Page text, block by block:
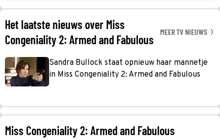
Het laatste nieuws over Miss
Congeniality 2: Armed and Fabulous
MEER TV NIEUWS
Sandra Bullock staat opnieuw haar mannetje
in Miss Congeniality 2: Armed and Fabulous
Miss Congeniality 2: Armed and Fabulous